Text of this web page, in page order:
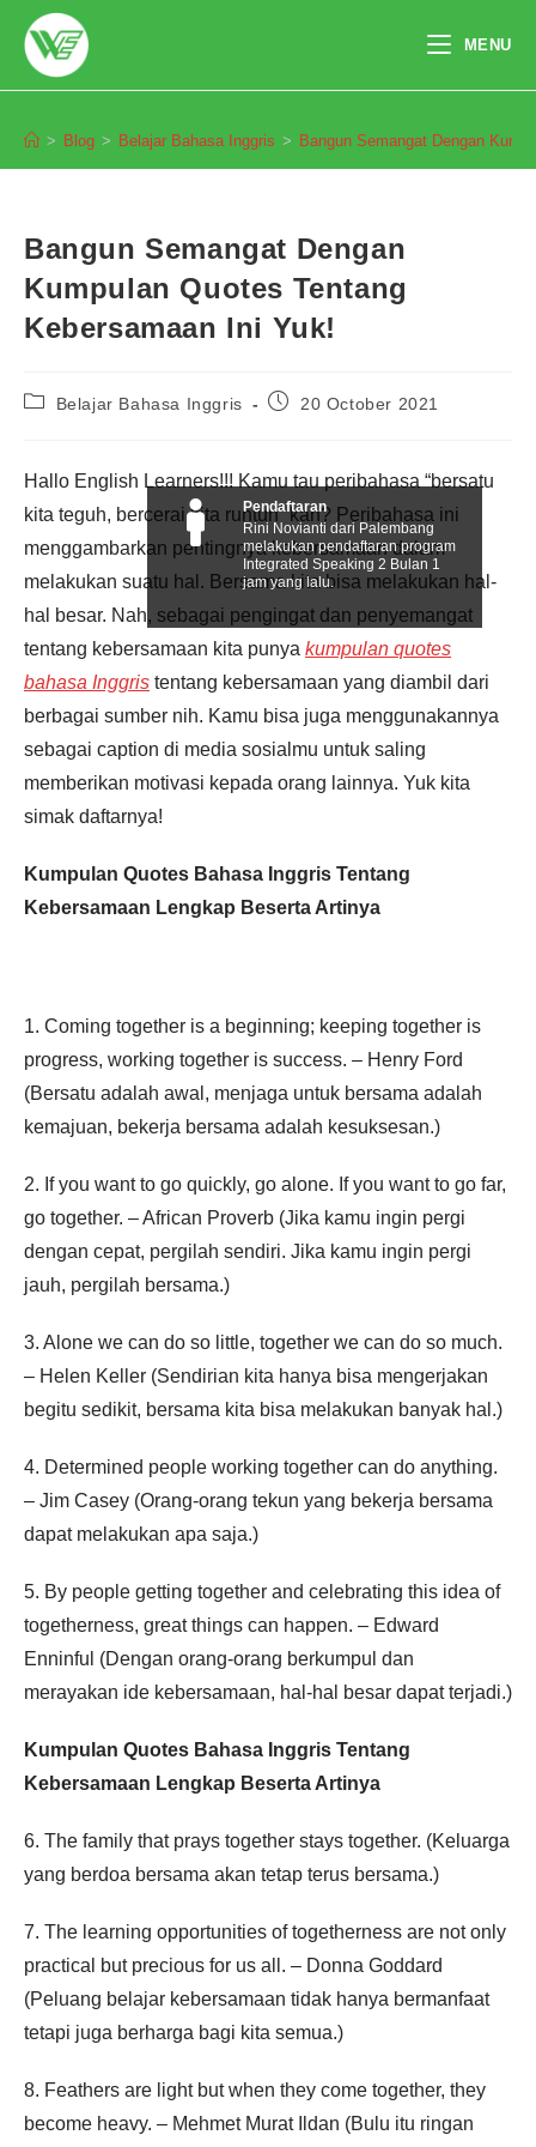
content
MENU
> Blog > Belajar Bahasa Inggris > Bangun Semangat Dengan
Bangun Semangat Dengan
Kumpulan Quotes Tentang
Kebersamaan Ini Yuk!
PostBelajar Bahasa Inggris
Post20 October 2021
Hallo English Learners!!! Kamu tau peribahasa “bersatu
kita teguh, bercerai kita runtuh” kan? Peribahasa ini
menggambarkan pentingnya kebersamaan dalam
melakukan suatu hal. Bersama kita bisa melakukan hal-
hal besar. Nah, sebagai pengingat dan penyemangat
tentang kebersamaan kita punya kumpulan quotes
bahasa Inggris tentang kebersamaan yang diambil dari
berbagai sumber nih. Kamu bisa juga menggunakannya
sebagai caption di media sosialmu untuk saling
memberikan motivasi kepada orang lainnya. Yuk kita
simak daftarnya!
Kumpulan Quotes Bahasa Inggris Tentang
Kebersamaan Lengkap Beserta Artinya
1. Coming together is a beginning; keeping together is
progress, working together is success. – Henry Ford
(Bersatu adalah awal, menjaga untuk bersama adalah
kemajuan, bekerja bersama adalah kesuksesan.)
2. If you want to go quickly, go alone. If you want to go far,
go together. – African Proverb (Jika kamu ingin pergi
dengan cepat, pergilah sendiri. Jika kamu ingin pergi
jauh, pergilah bersama.)
3. Alone we can do so little, together we can do so much.
– Helen Keller (Sendirian kita hanya bisa mengerjakan
begitu sedikit, bersama kita bisa melakukan banyak hal.)
4. Determined people working together can do anything.
– Jim Casey (Orang-orang tekun yang bekerja bersama
dapat melakukan apa saja.)
5. By people getting together and celebrating this idea of
togetherness, great things can happen. – Edward
Enninful (Dengan orang-orang berkumpul dan
merayakan ide kebersamaan, hal-hal besar dapat terjadi.)
Kumpulan Quotes Bahasa Inggris Tentang
Kebersamaan Lengkap Beserta Artinya
6. The family that prays together stays together. (Keluarga
yang berdoa bersama akan tetap terus bersama.)
7. The learning opportunities of togetherness are not only
practical but precious for us all. – Donna Goddard
(Peluang belajar kebersamaan tidak hanya bermanfaat
tetapi juga berharga bagi kita semua.)
8. Feathers are light but when they come together, they
become heavy. – Mehmet Murat Ildan (Bulu itu ringan
Pendaftaran
Rini Novianti dari Palembang
melakukan pendaftaran program
Integrated Speaking 2 Bulan 1
jam yang lalu.